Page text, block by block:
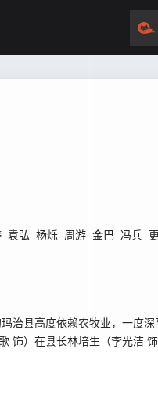
袁弘 杨烁 周游 金巴 冯兵
治县高度依赖农牧业，一度
饰）在县长林培生（李光洁